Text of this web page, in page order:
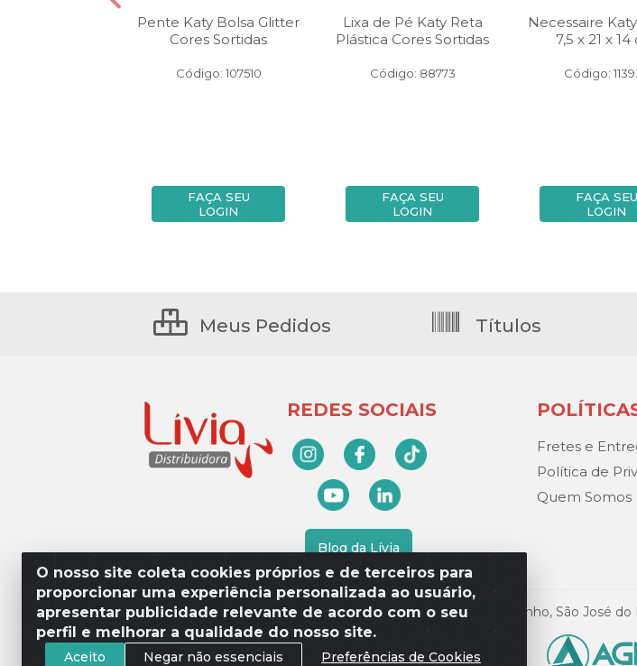
Pente Katy Bolsa Glitter
Cores Sortidas
Código: 107510
FAÇA SEU
LOGIN
Lixa de Pé Katy Reta
Plástica Cores Sortidas
Código: 88773
FAÇA SEU
LOGIN
Necessaire
7,5 x 21 x
Código:
FAÇA SEU
LOGIN
O nosso site coleta cookies próprios e de terceiros para
proporcionar uma experiência personalizada ao usuário,
apresentar publicidade relevante de acordo com o seu
perfil e melhorar a qualidade do nosso site.
Aceito Negar não essenciais Preferências de Cookies
Meus Pedidos Títulos
REDES SOCIAIS
Blog da Lívia
Fretes e
Política de
Quem Somos
Lívia Distribuidora - Av. Percy Gandini, 329 – Vila Toninho, São José